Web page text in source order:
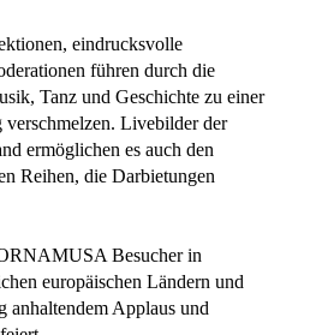
eindrucksvolle
führen durch die
Tanz und Geschichte zu einer
verschmelzen. Livebilder der
ermöglichen es auch den
Reihen, die Darbietungen
Besucher in
europäischen Ländern und
anhaltendem Applaus und